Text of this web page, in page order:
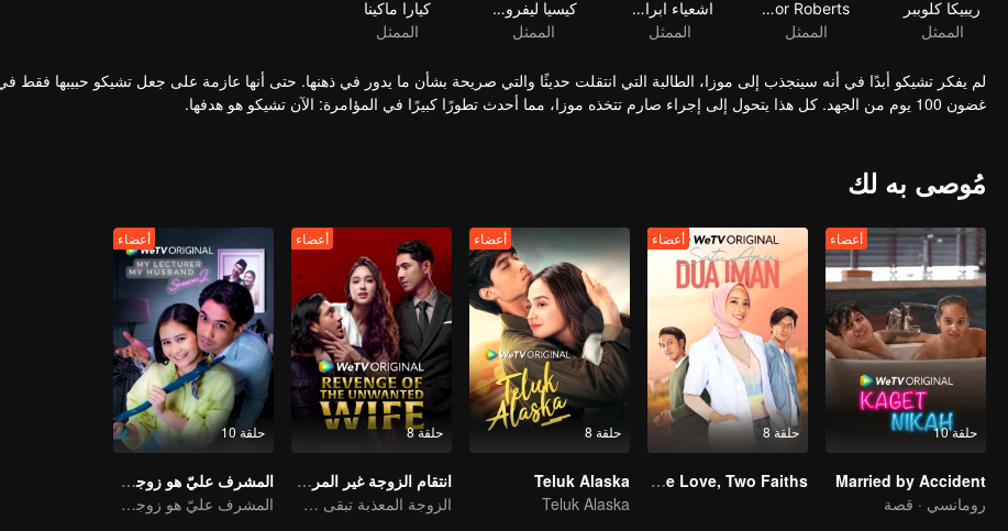
ريبيكا كلوببر
الممثل
Junior Roberts
الممثل
اشعياء ابراهيم
الممثل
كيسيا ليفرونكا
الممثل
كيارا ماكينا
الممثل
لم يفكر تشيكو أبدًا في أنه سينجذب إلى موزا، الطالبة التي انتقلت حديثًا والتي صريحة بشأن ما يدور في ذهنها. حتى أنها عازمة على جعل تشيكو حبيبها فقط
غضون 100 يوم من الجهد. كل هذا يتحول إلى إجراء صارم تتخذه موزا، مما أحدث تطورًا كبيرًا في المؤامرة: الآن تشيكو هو هدفها.
مُوصى به لك
حلقة 10
أعضاء
Married by Accident
رومانسي · قصة
حلقة 8
أعضاء
One Love, Two Faiths
حلقة 8
أعضاء
Teluk Alaska
Teluk Alaska
حلقة 8
أعضاء
انتقام الزوجة غير المرغوب فيها
الزوجة المعذبة تبقى صامتة، لكن انتقامها لا يتوقف أبدًا
حلقة 10
أعضاء
المشرف عليّ هو زوجي 2
المشرف عليّ هو زوجي 2